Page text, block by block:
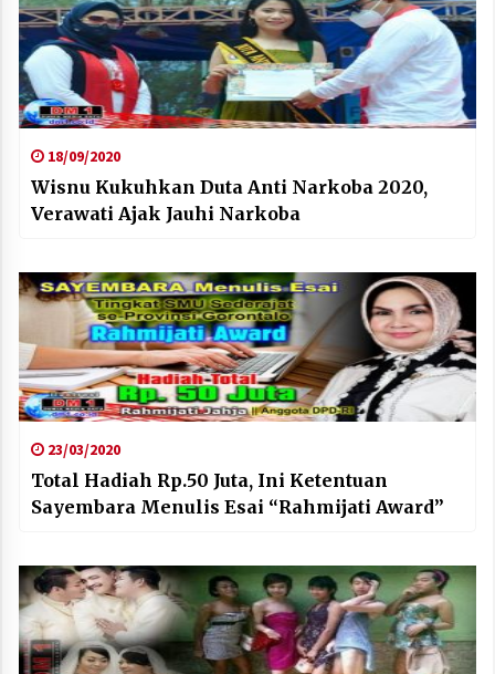
18/09/2020
Wisnu Kukuhkan Duta Anti Narkoba 2020,
Verawati Ajak Jauhi Narkoba
23/03/2020
Total Hadiah Rp.50 Juta, Ini Ketentuan
Sayembara Menulis Esai “Rahmijati Award”